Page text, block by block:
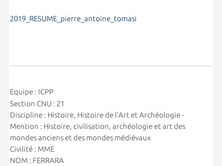
2019_RESUME_pierre_antoine_tomasi
Equipe : ICPP
Section CNU : 21
Discipline : Histoire, Histoire de l'Art et Archéologie -
Mention : Histoire, civilisation, archéologie et art des
mondes anciens et des mondes médiévaux
Civilité : MME
NOM : FERRARA